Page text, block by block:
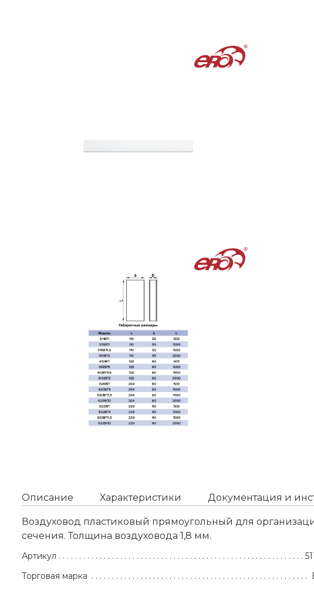
Описание Характеристики Документация и
Воздуховод пластиковый прямоугольный для
сечения. Толщина воздуховода 1,8 мм.
Артикул
Торговая марка